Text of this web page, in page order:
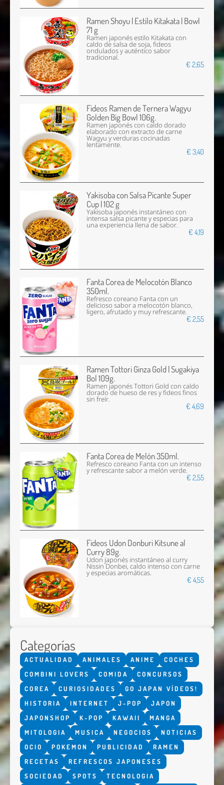
Ramen Shoyu | Estilo Kitakata | Bowl
71 g
Ramen japonés estilo Kitakata con
caldo de salsa de soja, fideos
ondulados y auténtico sabor
tradicional.
€ 2,65
Fideos Ramen de Ternera Wagyu
Golden Big Bowl 106g.
Ramen japonés con caldo dorado
elaborado con extracto de carne
Wagyu y verduras cocinadas
lentamente.
€ 3,40
Yakisoba con Salsa Picante Super
Cup | 102 g
Yakisoba japonés instantáneo con
intensa salsa picante y especias para
una experiencia llena de sabor.
€ 4,19
Fanta Corea de Melocotón Blanco
350ml.
Refresco coreano Fanta con un
delicioso sabor a melocotón blanco,
ligero, afrutado y muy refrescante.
€ 2,55
Ramen Tottori Ginza Gold | Sugakiya
Bol 109g.
Ramen japonés Tottori Gold con caldo
dorado de hueso de res y fideos finos
sin freír.
€ 4,69
Fanta Corea de Melón 350ml.
Refresco coreano Fanta con un intenso
y refrescante sabor a melón verde.
€ 2,55
Fideos Udon Donburi Kitsune al
Curry 89g.
Udon japonés instantáneo al curry
Nissin Donbei, caldo intenso con carne
y especias aromáticas.
€ 4,55
Categorías
ACTUALIDAD ANIMALES ANIME
COCHES
COMBINI LOVERS
COMIDA
CONCURSOS
COREA
CURIOSIDADES
GO JAPAN VÍDEOS!
HISTORIA
INTERNET J-POP
JAPON
JAPONSHOP
K-POP KAWAII
MANGA
MITOLOGIA
MUSICA NEGOCIOS
NOTICIAS
OCIO
POKEMON PUBLICIDAD
RAMEN
RECETAS
REFRESCOS JAPONESES
SOCIEDAD
SPOTS TECNOLOGIA